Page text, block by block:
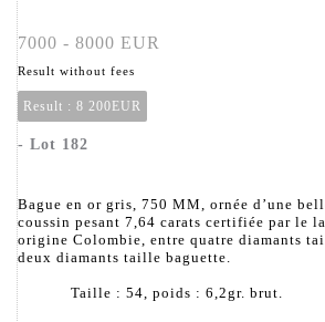
7000 - 8000 EUR
Result without fees
Result : 8 200EUR
- Lot 182
Bague en or gris, 750 MM, ornée d’une
coussin pesant 7,64 carats certifiée par le
origine Colombie, entre quatre diamants
deux diamants taille baguette.
Taille : 54, poids : 6,2gr. brut.